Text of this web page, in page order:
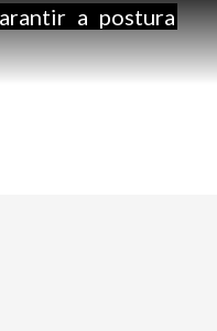
a postura